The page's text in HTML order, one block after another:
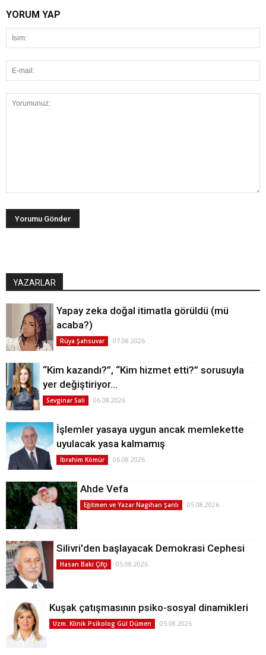
YORUM YAP
YAZARLAR
Yapay zeka doğal itimatla görüldü (mü
acaba?)
Rüya Şahsuvar 07.08.2026
“Kim kazandı?”, “Kim hizmet etti?” sorusuyla
yer değiştiriyor…
Sevginar Sali 06.08.2026
İşlemler yasaya uygun ancak memlekette
uyulacak yasa kalmamış
İbrahim Kömür 06.08.2026
Ahde Vefa
Eğitmen ve Yazar Nagihan Şanlı 05.08.2026
Silivri'den başlayacak Demokrasi Cephesi
Hasan Baki Çifçi 05.08.2026
Kuşak çatışmasının psiko-sosyal dinamikleri
Uzm. Klinik Psikolog Gül Dümen 05.08.2026